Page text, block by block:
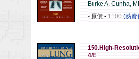
Burke A. Cunha,
- 原價 - 1100 (熱賣
150.High-
4/E